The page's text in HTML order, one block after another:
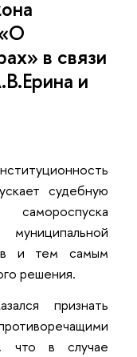
в связи
и
судебную
и тем самым
решения.
признать
что в случае